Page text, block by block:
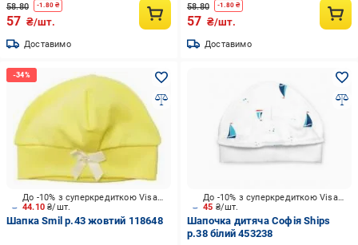
58.80 -1.80 ₴
57 ₴/шт.
Доставимо
58.80 -1.80₴
57 ₴/шт.
Доставимо
44.10₴/шт.
До -10% з суперкредиткою Visa Вигода
Шапка Smil р.43 жовтий 118648
45 ₴/шт.
До -10% з суперкредиткою Visa Вигода
Шапочка дитяча Софія Ships
р.38 білий 453238